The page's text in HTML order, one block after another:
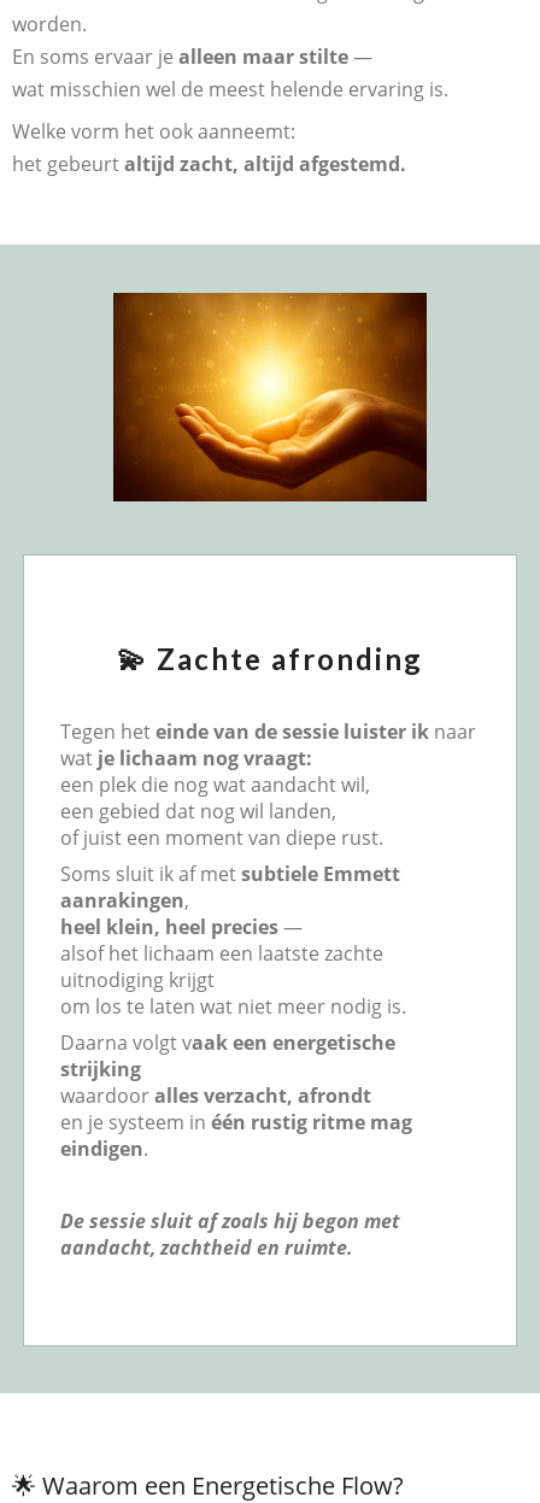
worden.
En soms ervaar je alleen maar stilte—
wat misschien wel de meest helende ervaring is.
Welke vorm het ook aanneemt:
het gebeurtaltijd zacht, altijd afgestemd.
💫 Zachte afronding
Tegen heteinde van de sessie luister ik naar
wat je lichaam nog vraagt:
een plek die nog wat aandacht wil,
een gebied dat nog wil landen,
of juist een moment van diepe rust.
Soms sluit ik af metsubtiele Emmett
aanrakingen,
heel klein, heel precies—
alsof het lichaam een laatste zachte
uitnodiging krijgt
om los te laten wat niet meer nodig is.
Daarna volgt vaak een energetische
strijking
waardooralles verzacht, afrondt
en je systeem in één rustig ritme mag
eindigen.
De sessie sluit af zoals hij begon met
aandacht, zachtheid en ruimte.
🌟 Waarom een Energetische Flow?